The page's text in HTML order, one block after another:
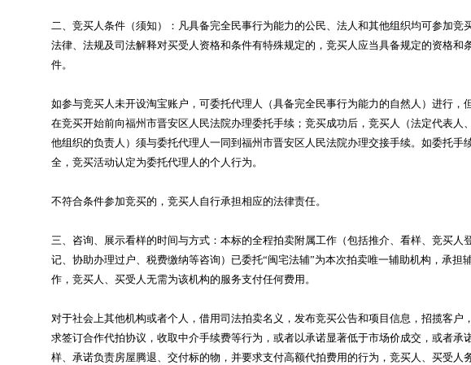
二、竞买人条件（须知）：凡具备完全民事行为能力的公民、法人和其他组织均可参加竞买
法律、法规及司法解释对买受人资格和条件有特殊规定的，竞买人应当具备规定的资格和
件。
如参与竞买人未开设淘宝账户，可委托代理人（具备完全民事行为能力的自然人）进行，
在竞买开始前向福州市晋安区人民法院办理委托手续；竞买成功后，竞买人（法定代表人
他组织的负责人）须与委托代理人一同到福州市晋安区人民法院办理交接手续。如委托手
全，竞买活动认定为委托代理人的个人行为。
不符合条件参加竞买的，竞买人自行承担相应的法律责任。
三、咨询、展示看样的时间与方式：本标的全程拍卖附属工作（包括推介、看样、竞买人
记、协助办理过户、税费缴纳等咨询）已委托“闽宅法辅”为本次拍卖唯一辅助机构，承担
作，竞买人、买受人无需为该机构的服务支付任何费用。
对于社会上其他机构或者个人，借用司法拍卖名义，发布竞买公告和项目信息，招揽客户
求签订合作代拍协议，收取中介手续费等行为，或者以承诺显著低于市场价成交，或者承
样、承诺负责房屋腾退、交付标的物，并要求支付高额代拍费用的行为，竞买人、买受人